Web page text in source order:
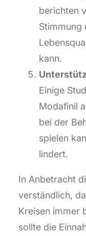
berichten
Stimmung
kann.
Einige
Modafinil
bei der
spielen
lindert.
In Anbetracht
verständlich,
Kreisen immer
sollte die